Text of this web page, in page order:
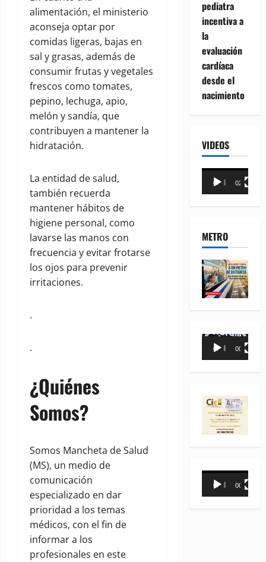
alimentación, el ministerio
aconseja optar por
comidas ligeras, bajas en
sal y grasas, además de
consumir frutas y vegetales
frescos como tomates,
pepino, lechuga, apio,
melón y sandía, que
contribuyen a mantener la
hidratación.
La entidad de salud,
también recuerda
mantener hábitos de
higiene personal, como
lavarse las manos con
frecuencia y evitar frotarse
los ojos para prevenir
irritaciones.
.
.
¿Quiénes
Somos?
Somos Mancheta de Salud
(MS), un medio de
comunicación
especializado en dar
prioridad a los temas
médicos, con el fin de
informar a los
profesionales en este
pediatra
incentiva a
la
evaluación
cardíaca
desde el
nacimiento
VIDEOS
Reproductor
00:00 02:18
METRO
Reproductor
00:00 00:35
Reproductor
00:00 00:31